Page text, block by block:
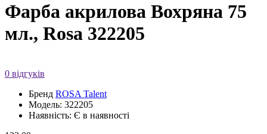
Фарба акрилова Вохряна 75
мл., Rosa 322205
0 відгуків
Бренд ROSA Talent
Модель: 322205
Наявність: Є в наявності